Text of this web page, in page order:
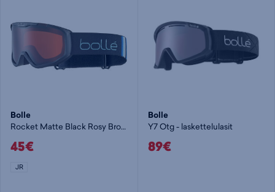
Bolle
Rocket Matte Black Rosy Bronze - lasten laskettelulasit
45€
JR
Bolle
Y7 Otg - laskettelulasit
89€